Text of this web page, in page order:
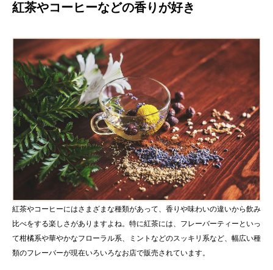
紅茶やコーヒーなどの香りが好き
紅茶やコーヒーにはさまざまな種類があって、香りや味わいの違いから飲み
比べをする楽しさがありますよね。特に紅茶には、フレーバーティーといっ
て柑橘系や華やかなフローラル系、ミントなどのスッキリ系など、幅広い種
類のフレーバーが現在いろいろなお店で販売されています。